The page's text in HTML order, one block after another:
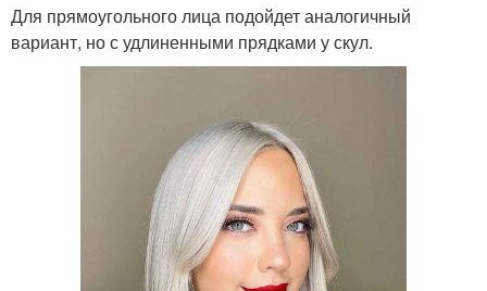
Для прямоугольного лица подойдет аналогичный
вариант, но с удлиненными прядками у скул.